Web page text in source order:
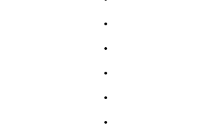
.
.
.
.
.